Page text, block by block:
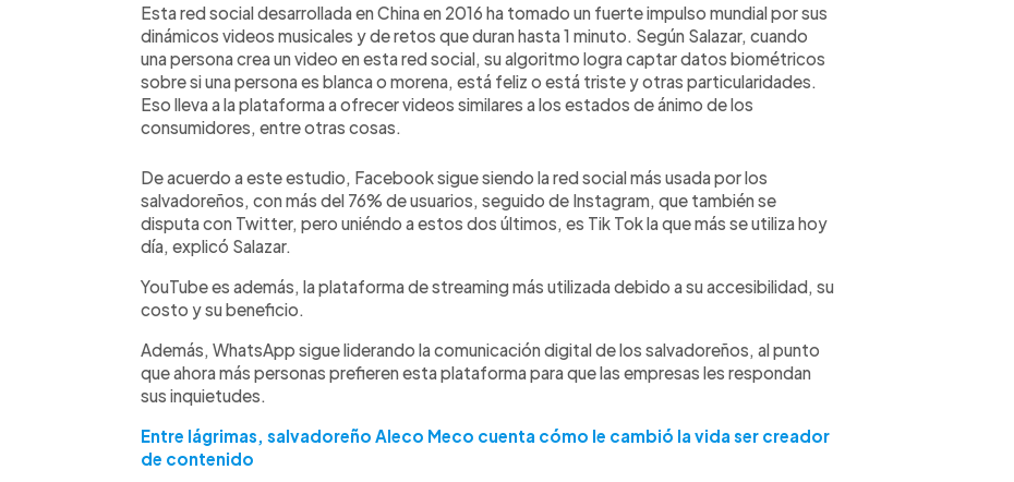
Esta red social desarrollada en China en 2016 ha tomado un fuerte impulso mundial por sus
dinámicos videos musicales y de retos que duran hasta 1 minuto. Según Salazar, cuando
una persona crea un video en esta red social, su algoritmo logra captar datos biométricos
sobre si una persona es blanca o morena, está feliz o está triste y otras particularidades.
Eso lleva a la plataforma a ofrecer videos similares a los estados de ánimo de los
consumidores, entre otras cosas.
De acuerdo a este estudio, Facebook sigue siendo la red social más usada por los
salvadoreños, con más del 76% de usuarios, seguido de Instagram, que también se
disputa con Twitter, pero uniéndo a estos dos últimos, es Tik Tok la que más se utiliza hoy
día, explicó Salazar.
YouTube es además, la plataforma de streaming más utilizada debido a su accesibilidad, su
costo y su beneficio.
Además, WhatsApp sigue liderando la comunicación digital de los salvadoreños, al punto
que ahora más personas prefieren esta plataforma para que las empresas les respondan
sus inquietudes.
Entre lágrimas, salvadoreño Aleco Meco cuenta cómo le cambió la vida ser creador
de contenido